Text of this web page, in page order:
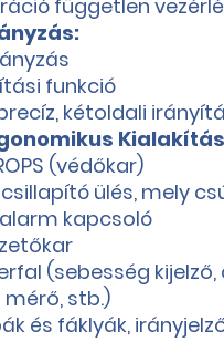
független
funkció
kétoldali
(védőkar)
ülés, mely
kapcsoló
(sebesség kijelző,
stb.)
és fáklyák,